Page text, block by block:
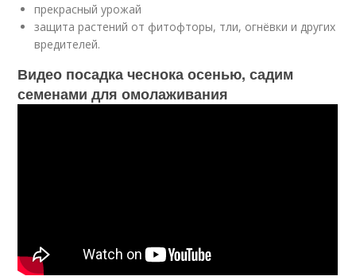
прекрасный урожай
защита растений от фитофторы, тли, огнёвки и других
вредителей.
Видео посадка чеснока осенью, садим
семенами для омолаживания